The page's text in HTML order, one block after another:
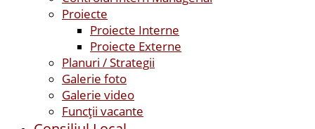
Proiecte
Proiecte Interne
Proiecte Externe
Planuri / Strategii
Galerie foto
Galerie video
Funcții vacante